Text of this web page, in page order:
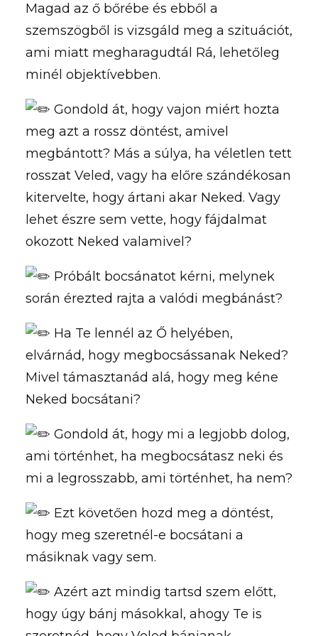
Magad az ő bőrébe és ebből a
szemszögből is vizsgáld meg a szituációt,
ami miatt megharagudtál Rá, lehetőleg
minél objektívebben.
Gondold át, hogy vajon miért hozta
meg azt a rossz döntést, amivel
megbántott? Más a súlya, ha véletlen tett
rosszat Veled, vagy ha előre szándékosan
kitervelte, hogy ártani akar Neked. Vagy
lehet észre sem vette, hogy fájdalmat
okozott Neked valamivel?
Próbált bocsánatot kérni, melynek
során érezted rajta a valódi megbánást?
Ha Te lennél az Ő helyében,
elvárnád, hogy megbocsássanak Neked?
Mivel támasztanád alá, hogy meg kéne
Neked bocsátani?
Gondold át, hogy mi a legjobb dolog,
ami történhet, ha megbocsátasz neki és
mi a legrosszabb, ami történhet, ha nem?
Ezt követően hozd meg a döntést,
hogy meg szeretnél-e bocsátani a
másiknak vagy sem.
Azért azt mindig tartsd szem előtt,
hogy úgy bánj másokkal, ahogy Te is